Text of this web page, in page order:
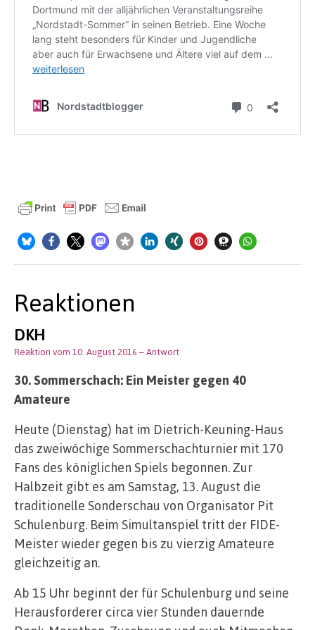
Reaktionen
DKH
Reaktion vom 10. August 2016 – Antwort
30. Sommerschach: Ein Meister gegen 40
Amateure
Heute (Dienstag) hat im Dietrich-Keuning-Haus
das zweiwöchige Sommerschachturnier mit 170
Fans des königlichen Spiels begonnen. Zur
Halbzeit gibt es am Samstag, 13. August die
traditionelle Sonderschau von Organisator Pit
Schulenburg. Beim Simultanspiel tritt der FIDE-
Meister wieder gegen bis zu vierzig Amateure
gleichzeitig an.
Ab 15 Uhr beginnt der für Schulenburg und seine
Herausforderer circa vier Stunden dauernde